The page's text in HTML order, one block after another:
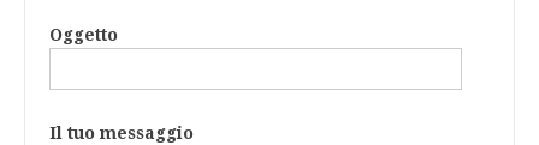
Oggetto
Il tuo messaggio